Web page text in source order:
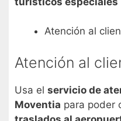
Atención al
Atención al
Usa el servicio de
Moventia para poder